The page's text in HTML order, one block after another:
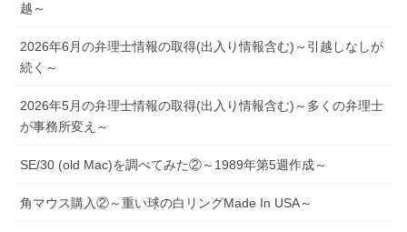
越～
2026年6月の弁理士情報の取得(出入り情報含む)～引越しなしが
続く～
2026年5月の弁理士情報の取得(出入り情報含む)～多くの弁理士
が事務所変え～
SE/30 (old Mac)を調べてみた②～1989年第5週作成～
角マウス購入②～重い球の白リングMade In USA～